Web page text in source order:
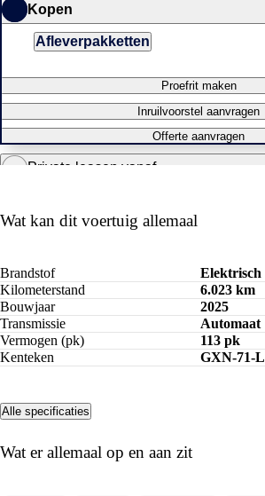
Kopen
Afleverpakketten
Proefrit maken
Inruilvoorstel aanvragen
Offerte aanvragen
Private leasen vanaf
Bereken maandbedrag
Wat kan dit voertuig allemaal
Brandstof
Elektrisch
Kilometerstand
6.023 km
Bouwjaar
2025
Transmissie
Automaat
Vermogen (pk)
113 pk
Kenteken
GXN-71-L
Alle specificaties
Wat er allemaal op en aan zit